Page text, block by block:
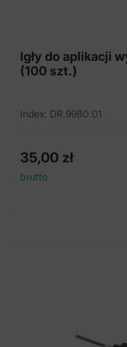
Maski ochronne
Jednorazowe
Wałeczki bawełniane
Fartuchy ochronne
Igły do aplikacji
(100 szt.)
Index: DR.9980.01
35,00 zł
brutto